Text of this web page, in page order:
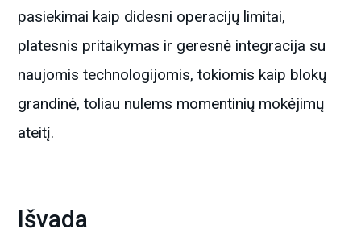
pasiekimai kaip didesni operacijų limitai,
platesnis pritaikymas ir geresnė integracija su
naujomis technologijomis, tokiomis kaip blokų
grandinė, toliau nulems momentinių mokėjimų
ateitį.
Išvada